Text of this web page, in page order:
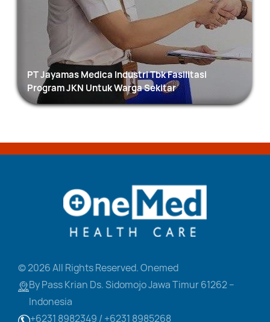
PT Jayamas Medica Industri Tbk Fasilitasi
Program JKN Untuk Warga Sekitar
© 2026 All Rights Reserved. Onemed
By Pass Krian Ds. SidomojoJawa Timur 61262 –
Indonesia
+6231 8982349 / +6231 8985268